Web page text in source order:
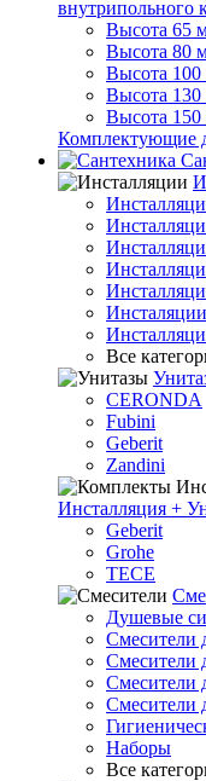
внутрипольного
Высота 65
Высота 80
Высота
Высота
Высота
Комплектующие
Все
CERONDA
Fubini
Geberit
Zandini
Инсталляция +
Geberit
Grohe
TECE
Душевые
Смесители
Смесители
Смесители
Смесители
Наборы
Все